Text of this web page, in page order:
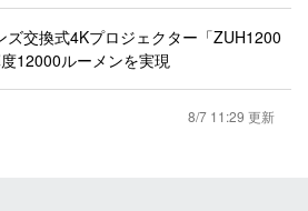
ズ交換式4Kプロジェクター「ZUH1200
12000ルーメンを実現
8/7 11:29 更新